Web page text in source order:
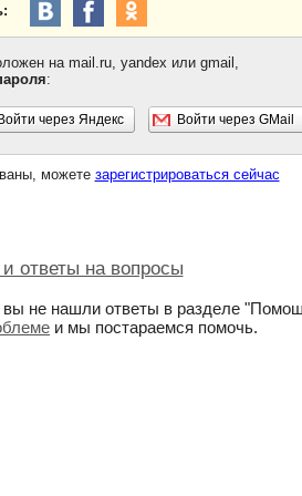
на mail.ru, yandex или gmail,
:
Войти через Яндекс Войти через GMail
можете зарегистрироваться сейчас
ответы на вопросы
вы не нашли ответы в разделе
и мы постараемся помочь.